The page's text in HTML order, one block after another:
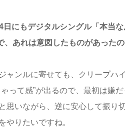
にもデジタルシングル「本当
、あれは意図したものがあった
ンルに寄せても、クリープハ
って感”が出るので、最初は嫌
思いながら、逆に安心して振り
やりたいですね。